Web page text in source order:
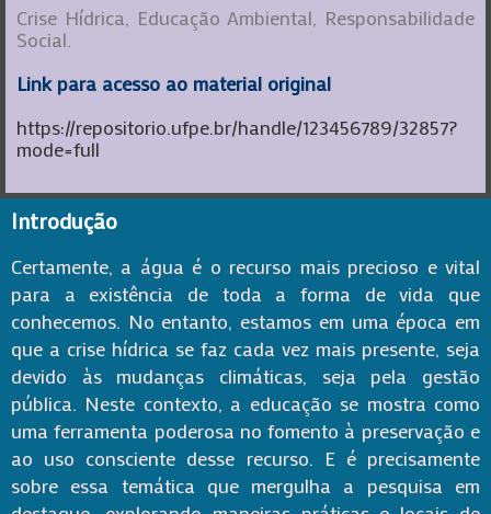
Crise Hídrica, Educação Ambiental, Responsabilidade
Social.
Link para acesso ao material original
https://repositorio.ufpe.br/handle/123456789/32857?
mode=full
Introdução
Certamente, a água é o recurso mais precioso e vital
para a existência de toda a forma de vida que
conhecemos. No entanto, estamos em uma época em
que a crise hídrica se faz cada vez mais presente, seja
devido às mudanças climáticas, seja pela gestão
pública. Neste contexto, a educação se mostra como
uma ferramenta poderosa no fomento à preservação e
ao uso consciente desse recurso. E é precisamente
sobre essa temática que mergulha a pesquisa em